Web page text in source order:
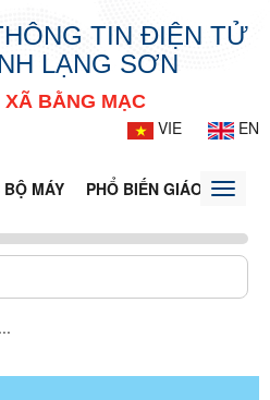
TIN ĐIỆN TỬ
LẠNG SƠN
XÃ BẰNG MẠC
VIE
EN
MÁY PHỔ BIẾN GIÁO DỤCToggle